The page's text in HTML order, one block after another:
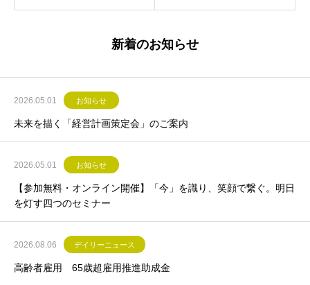
新着のお知らせ
2026.05.01 お知らせ
未来を描く「経営計画策定会」のご案内
2026.05.01 お知らせ
【参加無料・オンライン開催】「今」を識り、笑顔で繋ぐ。明日
を灯す四つのセミナー
2026.08.06 デイリーニュース
高齢者雇用 65歳超雇用推進助成金